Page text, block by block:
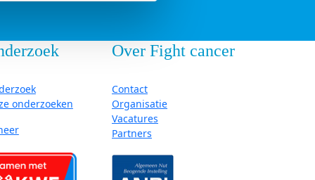
onderzoeken
Over Fight cancer
Contact
Organisatie
Vacatures
Partners